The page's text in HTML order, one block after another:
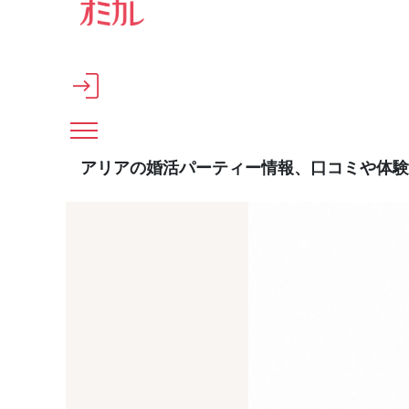
メインコンテンツへスキップ
アリアの婚活パーティー情報、口コミや体